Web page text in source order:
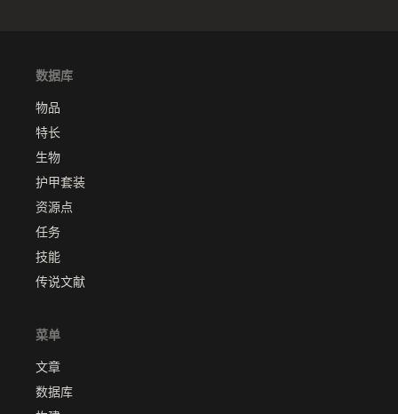
数据库
物品
特长
生物
护甲套装
资源点
任务
技能
传说文献
菜单
文章
数据库